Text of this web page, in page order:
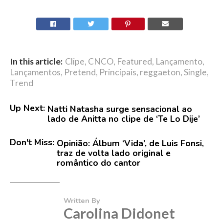
In this article: Clipe, CNCO, Featured, Lançamento,
Lançamentos, Pretend, Principais, reggaeton,Single,
Trend
Up Next: Natti Natasha surge sensacional ao
lado de Anitta no clipe de ‘Te Lo Dije’
Don't Miss: Opinião: Álbum ‘Vida’, de Luis Fonsi,
traz de volta lado original e
romântico do cantor
Written By
Carolina Didonet